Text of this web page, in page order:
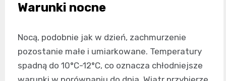
Warunki nocne
Nocą, podobnie jak w dzień, zachmurzenie
pozostanie małe i umiarkowane. Temperatury
spadną do 10°C-12°C, co oznacza chłodniejsze